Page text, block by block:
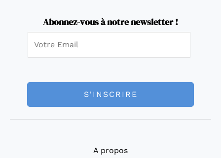
Abonnez-vous à notre newsletter !
S'INSCRIRE
A propos